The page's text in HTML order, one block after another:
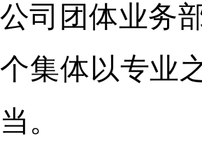
公司团体业务
个集体以专业
当。